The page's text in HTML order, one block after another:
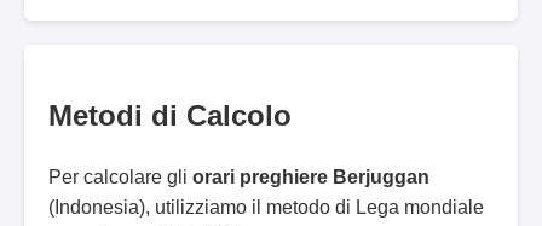
Metodi di Calcolo
Per calcolare gli orari preghiere Berjuggan
(Indonesia), utilizziamo il metodo di Lega mondiale